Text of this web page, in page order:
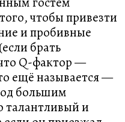
чтобы привезти
и пробивные
брать
Q-фактор —
ещё называется —
большим
талантливый и